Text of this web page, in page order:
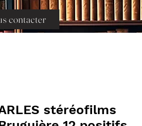
contacter
stéréofilms